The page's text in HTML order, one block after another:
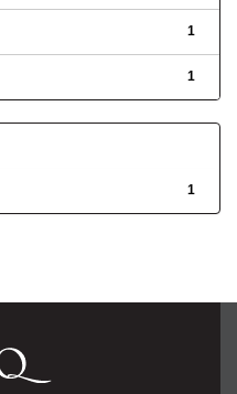
1
1
1